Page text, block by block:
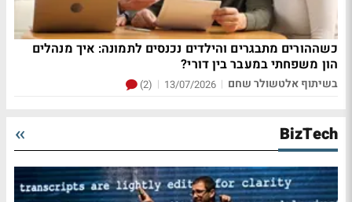
כשההורים מתבגרים והילדים נכנסים לתמונה: איך מנהלים
הון משפחתי במעבר בין דורי?
בשיתוף אלטשולר שחם |
13/07/2026
|
(2)
BizTech